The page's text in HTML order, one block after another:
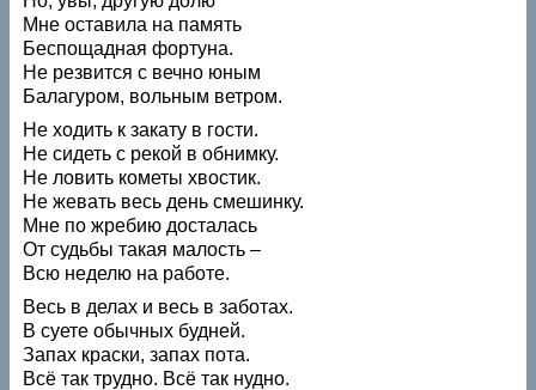
Мне оставила на память
Беспощадная фортуна.
Не резвится с вечно юным
Балагуром, вольным ветром.
Не ходить к закату в гости.
Не сидеть с рекой в обнимку.
Не ловить кометы хвостик.
Не жевать весь день смешинку.
Мне по жребию досталась
От судьбы такая малость –
Всю неделю на работе.
Весь в делах и весь в заботах.
В суете обычных будней.
Запах краски, запах пота.
Всё так трудно. Всё так нудно.